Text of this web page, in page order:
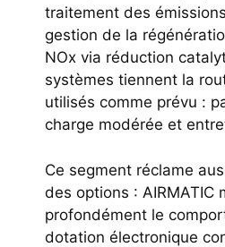
traitement des
gestion de la
NOx via réduction
systèmes tiennent la
utilisés comme prévu :
charge modérée et
Ce segment réclame
des options : AIRMATIC
profondément le
dotation électronique